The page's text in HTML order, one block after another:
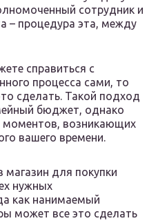
сотрудник и
– процедура эта, между
справиться с
процесса сами, то
сделать. Такой подход
бюджет, однако
моментов, возникающих
вашего времени.
для покупки
нужных
как нанимаемый
может все это сделать